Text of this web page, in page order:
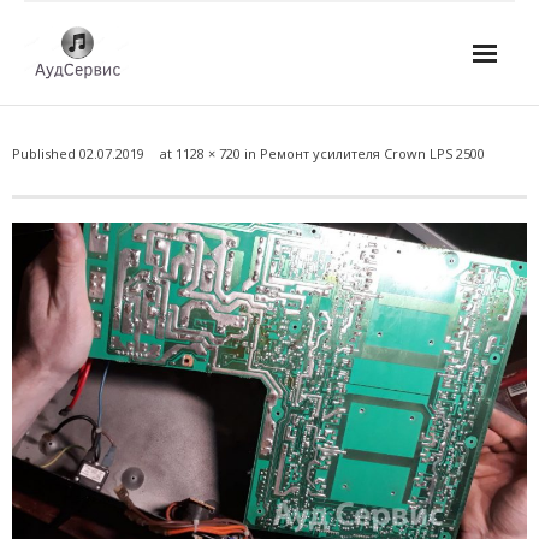
- Ремонт усилителей и AV-ресиверов
- Ремонт микшерных пультов и консолей
- Ремонт активной акустики
- Ремонт домашних кинотеатров
- Ремонт музыкальных центров
- Ремонт аудио для клубов, ресторанов, школ
- Изготовление усилителей
Published 02.07.2019 at 1128 × 720 in Ремонт усилителя Crown LPS 2500